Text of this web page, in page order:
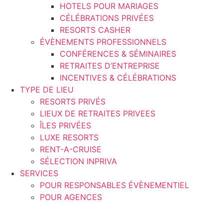
HOTELS POUR MARIAGES
CÉLÉBRATIONS PRIVÉES
RESORTS CASHER
ÉVÈNEMENTS PROFESSIONNELS
CONFÉRENCES & SÉMINAIRES
RETRAITES D’ENTREPRISE
INCENTIVES & CÉLÉBRATIONS
TYPE DE LIEU
RESORTS PRIVÉS
LIEUX DE RETRAITES PRIVEES
ÎLES PRIVÉES
LUXE RESORTS
RENT-A-CRUISE
SÉLECTION INPRIVA
SERVICES
POUR RESPONSABLES ÉVÈNEMENTIEL
POUR AGENCES